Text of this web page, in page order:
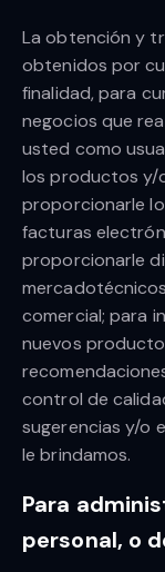
La obtención y
obtenidos por
finalidad, para
negocios que
usted como
los productos y/
proporcionarle
facturas
proporcionarle
comercial; para
nuevos
control de
sugerencias y/o
le brindamos.
Para
personal, o